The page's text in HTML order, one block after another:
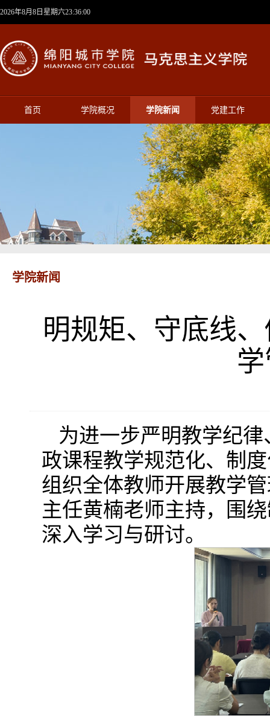
2026年8月8日星期六23:36:01
首页 学院概况 学院新闻 党建工作
学院新闻
明规矩、守底线
为进一步严明教学纪
政课程教学规范化、制
组织全体教师开展教学
主任黄楠老师主持，围
深入学习与研讨。